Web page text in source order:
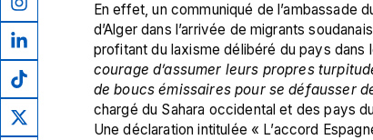
En effet, un communiqué de l’ambassade
d’Alger dans l’arrivée de migrants
profitant du laxisme délibéré du pays
courage d’assumer leurs propres
de boucs émissaires pour se défausser
chargé du Sahara occidental et des pays
Une déclaration intitulée « L’accord